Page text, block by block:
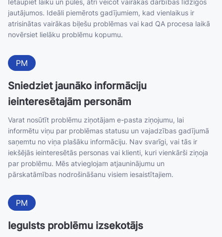
Ietaupiet laiku un pūles, ātri veicot vairākas darbības līdzīgos
jautājumos. Ideāli piemērots gadījumiem, kad vienlaikus ir
atrisinātas vairākas biļešu problēmas vai kad QA procesa laikā
novērsiet lielāku problēmu kopumu.
PM
Sniedziet jaunāko informāciju
ieinteresētajām personām
Varat nosūtīt problēmu ziņotājam e-pasta ziņojumu, lai
informētu viņu par problēmas statusu un vajadzības gadījumā
saņemtu no viņa plašāku informāciju. Nav svarīgi, vai tās ir
iekšējās ieinteresētās personas vai klienti, kuri vienkārši ziņoja
par problēmu. Mēs atvieglojam atjauninājumu un
pārskatāmības nodrošināšanu visiem iesaistītajiem.
PM
Iegulsts problēmu izsekotājs